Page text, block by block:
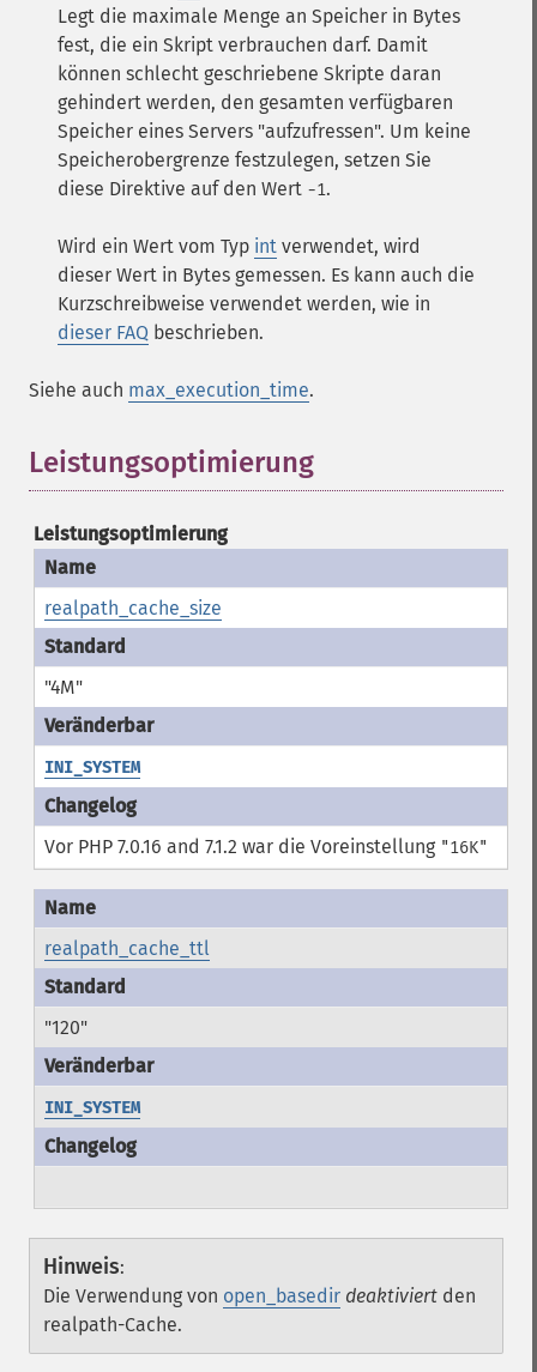
Legt die maximale Menge an Speicher in Bytes
fest, die ein Skript verbrauchen darf. Damit
können schlecht geschriebene Skripte daran
gehindert werden, den gesamten verfügbaren
Speicher eines Servers "aufzufressen". Um keine
Speicherobergrenze festzulegen, setzen Sie
diese Direktive auf den Wert -1.
Wird ein Wert vom Typ int verwendet, wird
dieser Wert in Bytes gemessen. Es kann auch die
Kurzschreibweise verwendet werden, wie in
dieser FAQ beschrieben.
Siehe auch max_execution_time.
Leistungsoptimierung
Leistungsoptimierung
realpath_cache_size
"4M"
INI_SYSTEM
Vor PHP 7.0.16 and 7.1.2 war die Voreinstellung "16K"
realpath_cache_ttl
"120"
INI_SYSTEM
Hinweis:
Die Verwendung von open_basedir deaktiviert den
realpath-Cache.